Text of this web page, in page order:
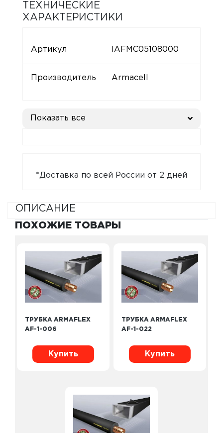
ТЕХНИЧЕСКИЕ
ХАРАКТЕРИСТИКИ
Артикул IAFMC05108000
Производитель Armacell
Показать все
*Доставка по всей России от 2 дней
ОПИСАНИЕ
ПОХОЖИЕ ТОВАРЫ
ТРУБКА ARMAFLEX
AF-1-006
Купить
ТРУБКА ARMAFLEX
AF-1-022
Купить